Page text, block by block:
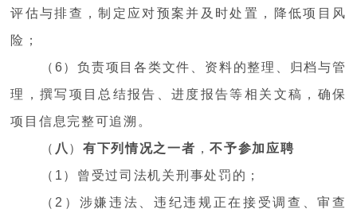
评估与排查，制定应对预案并及时处置，降低项目风
险；
（6）负责项目各类文件、资料的整理、归档与管
理，撰写项目总结报告、进度报告等相关文稿，确保
项目信息完整可追溯。
（ 八 ） 有下列情况之一者 ，不予参加应聘
（1）曾受过司法机关刑事处罚的；
（2）涉嫌违法、违纪违规正在接受调查、审查